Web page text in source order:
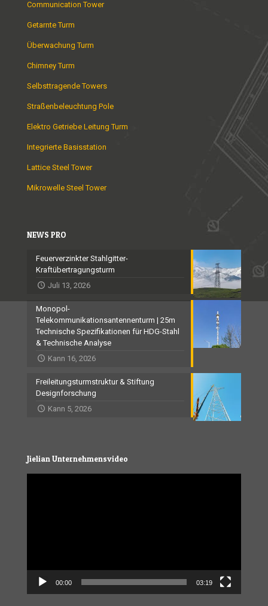
Communication Tower
Getarnte Turm
Überwachung Turm
Chimney Turm
Selbsttragende Towers
Straßenbeleuchtung Pole
Elektro Getriebe Leitung Turm
Integrierte Basisstation
Lattice Steel Tower
Mikrowelle Steel Tower
NEWS PRO
Feuerverzinkter Stahlgitter-
Kraftübertragungsturm
Juli 13, 2026
Monopol-
Telekommunikationsantennenturm | 25m
Technische Spezifikationen für HDG-Stahl
& Technische Analyse
Kann 16, 2026
Freileitungsturmstruktur & Stiftung
Designforschung
Kann 5, 2026
Jielian Unternehmensvideo
00:00 03:19